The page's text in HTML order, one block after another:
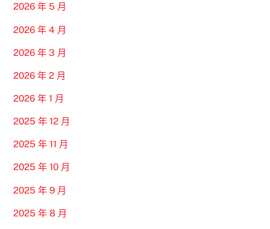
2026 年 5 月
2026 年 4 月
2026 年 3 月
2026 年 2 月
2026 年 1 月
2025 年 12 月
2025 年 11 月
2025 年 10 月
2025 年 9 月
2025 年 8 月